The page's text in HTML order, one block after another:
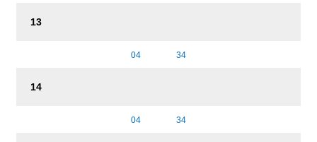
13
04 34
14
04 34